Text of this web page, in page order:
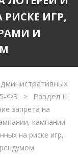
ИГР,
И
ФЗ
> Раздел II
запрета на
кампании
на риске игр,